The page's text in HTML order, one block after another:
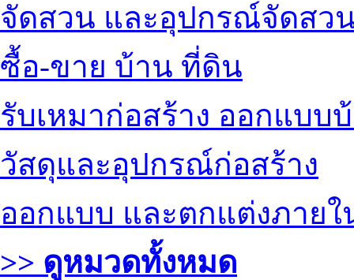
จัดสวน และอุปกรณ์จัดสว
ซื้อ-ขาย บ้าน ที่ดิน
รับเหมาก่อสร้าง ออกแบบ
วัสดุและอุปกรณ์ก่อสร้าง
ออกแบบ และตกแต่งภายใ
>> ดูหมวดทั้งหมด